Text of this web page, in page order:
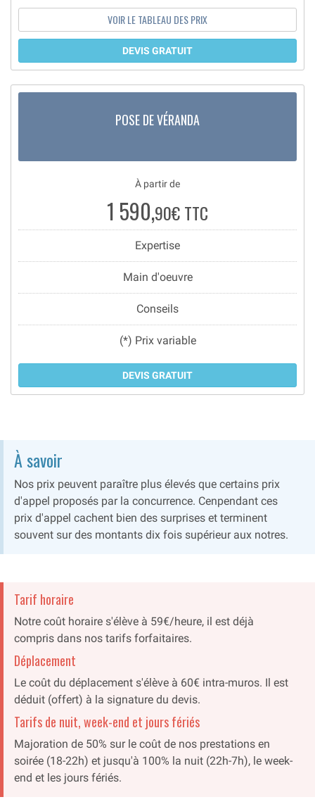
VOIR LE TABLEAU DES PRIX
DEVIS GRATUIT
POSE DE VÉRANDA
À partir de
1 590,90€ TTC
Expertise
Main d'oeuvre
Conseils
(*) Prix variable
DEVIS GRATUIT
À savoir
Nos prix peuvent paraître plus élevés que certains prix
d'appel proposés par la concurrence. Cenpendant ces
prix d'appel cachent bien des surprises et terminent
souvent sur des montants dix fois supérieur aux notres.
Tarif horaire
Notre coût horaire s'élève à 59€/heure, il est déjà
compris dans nos tarifs forfaitaires.
Déplacement
Le coût du déplacement s'élève à 60€ intra-muros. Il est
déduit (offert) à la signature du devis.
Tarifs de nuit, week-end et jours fériés
Majoration de 50% sur le coût de nos prestations en
soirée (18-22h) et jusqu'à 100% la nuit (22h-7h), le week-
end et les jours fériés.